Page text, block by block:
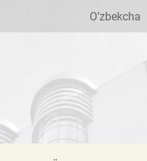
O’zbekcha